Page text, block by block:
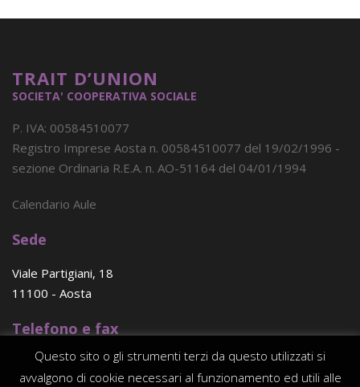
TRAIT D’UNION
SOCIETA' COOPERATIVA SOCIALE
P. IVA: 00584510077
Registro Imprese Aosta n. 00584510077 del 19/02/1996 -
sezione Ordinaria R.E.A. n. AO-51164 del 04/01/1994
Calendario Aule
Sede
Viale Partigiani, 18
11100 - Aosta
Telefono e fax
(+39) 0165 - 23 96 56
Questo sito o gli strumenti terzi da questo utilizzati si
avvalgono di cookie necessari al funzionamento ed utili alle